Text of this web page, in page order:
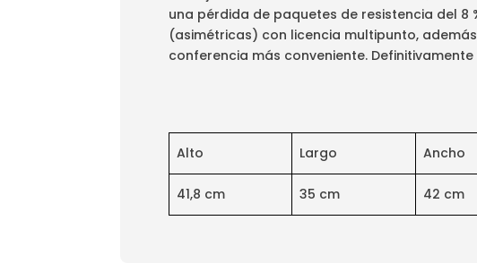
una pérdida de paquetes de resistencia del 8
(asimétricas) con licencia multipunto,
conferencia más conveniente.
Alto Largo Ancho
41,8 cm 35 cm 42 cm